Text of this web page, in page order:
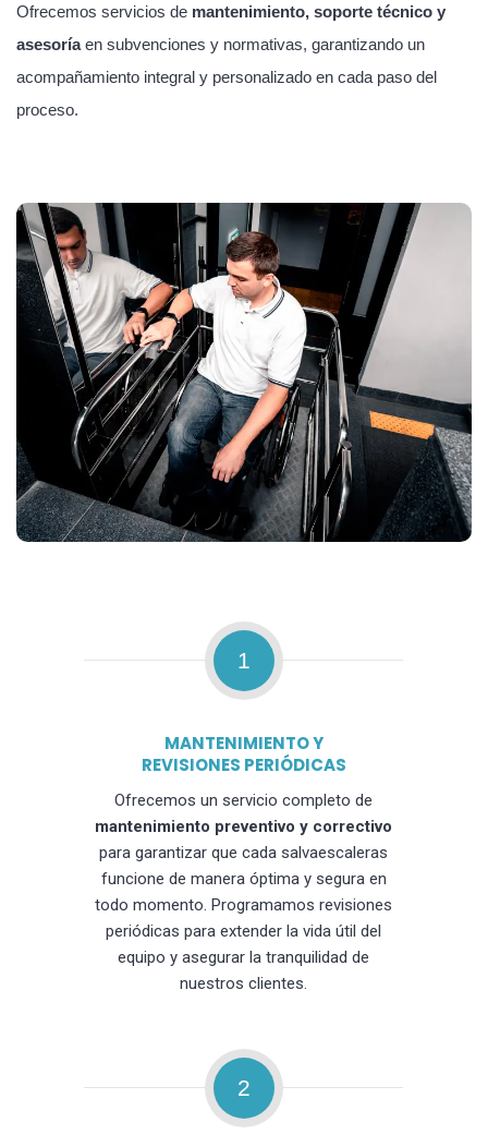
Ofrecemos servicios de mantenimiento, soporte técnico y
asesoríaen subvenciones y normativas, garantizando un
acompañamiento integral y personalizado en cada paso del
proceso.
1
MANTENIMIENTO Y
REVISIONES PERIÓDICAS
Ofrecemos un servicio completo de
mantenimiento preventivo y correctivo
para garantizar que cada salvaescaleras
funcione de manera óptima y segura en
todo momento. Programamos revisiones
periódicas para extender la vida útil del
equipo y asegurar la tranquilidad de
nuestros clientes.
2